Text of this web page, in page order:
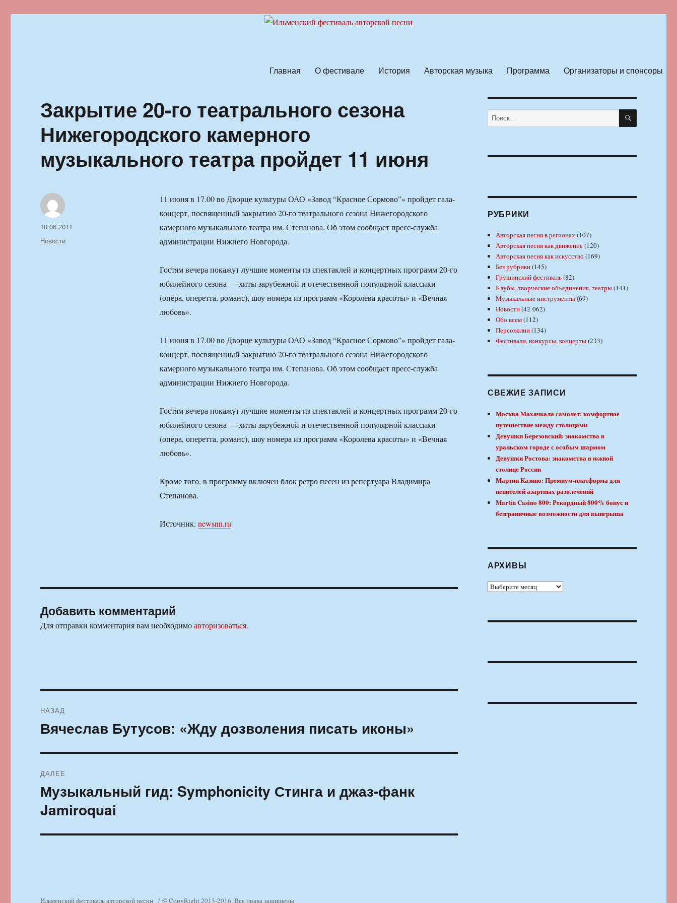
Главная О фестивале История Авторская музыка Программа Организаторы и спонсоры
Закрытие 20-го театрального сезона
Нижегородского камерного
музыкального театра пройдет 11 июня
11 июня в 17.00 во Дворце культуры ОАО «Завод “Красное Сормово”» пройдет гала-
концерт, посвященный закрытию 20-го театрального сезона Нижегородского
камерного музыкального театра им. Степанова. Об этом сообщает пресс-служба
администрации Нижнего Новгорода.
Гостям вечера покажут лучшие моменты из спектаклей и концертных программ 20-го
юбилейного сезона — хиты зарубежной и отечественной популярной классики
(опера, оперетта, романс), шоу номера из программ «Королева красоты» и «Вечная
любовь».
11 июня в 17.00 во Дворце культуры ОАО «Завод “Красное Сормово”» пройдет гала-
концерт, посвященный закрытию 20-го театрального сезона Нижегородского
камерного музыкального театра им. Степанова. Об этом сообщает пресс-служба
администрации Нижнего Новгорода.
Гостям вечера покажут лучшие моменты из спектаклей и концертных программ 20-го
юбилейного сезона — хиты зарубежной и отечественной популярной классики
(опера, оперетта, романс), шоу номера из программ «Королева красоты» и «Вечная
любовь».
Кроме того, в программу включен блок ретро песен из репертуара Владимира
Степанова.
Источник: newsnn.ru
Автор
Опубликовано
10.06.2011
Рубрики
Новости
Добавить комментарий
Для отправки комментария вам необходимоавторизоваться.
по
НАЗАД
Предыдущая
Вячеслав Бутусов: «Жду дозволения писать иконы»
ДАЛЕЕ
Следующая
запись:
Музыкальный гид: Symphonicity Стинга и джаз-фанк
Jamiroquai
Искать: ПОИСК
РУБРИКИ
Авторская песня в регионах(107)
Авторская песня как движение(120)
Авторская песня как искусство (169)
Без рубрики(145)
Грушинский фестиваль(82)
Клубы, творческие объединения, театры(141)
Музыкальные инструменты(69)
Новости(42 062)
Обо всем(112)
Персоналии(134)
Фестивали, конкурсы, концерты(233)
СВЕЖИЕ ЗАПИСИ
Москва Махачкала самолет: комфортное
путешествие между столицами
Девушки Березовский: знакомства в
уральском городе с особым шармом
Девушки Ростова: знакомства в южной
столице России
Мартин Казино: Премиум-платформа для
ценителей азартных развлечений
Martin Casino 800: Рекордный 800% бонус и
безграничные возможности для выигрыша
АРХИВЫ
Архивы
Ильменский фестиваль авторской песни © CopyRight 2013-2016. Все права защищены